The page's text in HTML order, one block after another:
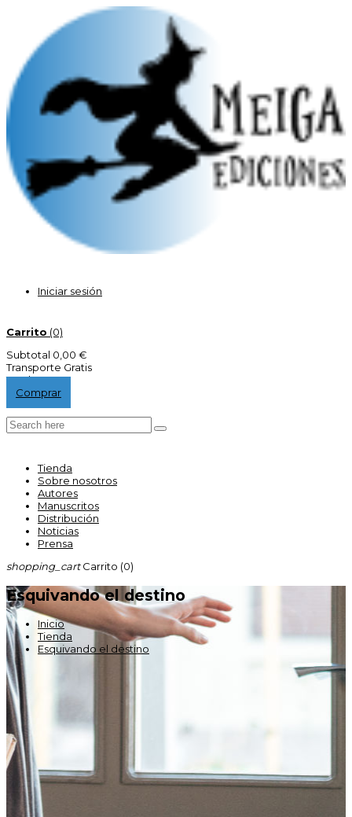
Iniciar sesión
Carrito (0)
Subtotal 0,00 €
Transporte Gratis
Total0,00 €
Comprar
Tienda
Sobre nosotros
Autores
Manuscritos
Distribución
Noticias
Prensa
shopping_cart Carrito (0)
Esquivando el destino
Inicio
Tienda
Esquivando el destino